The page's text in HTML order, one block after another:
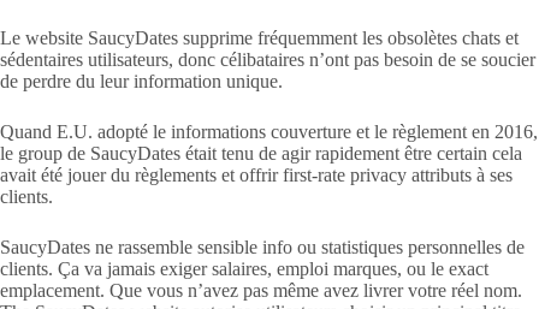
Le website SaucyDates supprime fréquemment les obsolètes chats et
sédentaires utilisateurs, donc célibataires n’ont pas besoin de se soucier
de perdre du leur information unique.
Quand E.U. adopté le informations couverture et le règlement en 2016,
le group de SaucyDates était tenu de agir rapidement être certain cela
avait été jouer du règlements et offrir first-rate privacy attributs à ses
clients.
SaucyDates ne rassemble sensible info ou statistiques personnelles de
clients. Ça va jamais exiger salaires, emploi marques, ou le exact
emplacement. Que vous n’avez pas même avez livrer votre réel nom.